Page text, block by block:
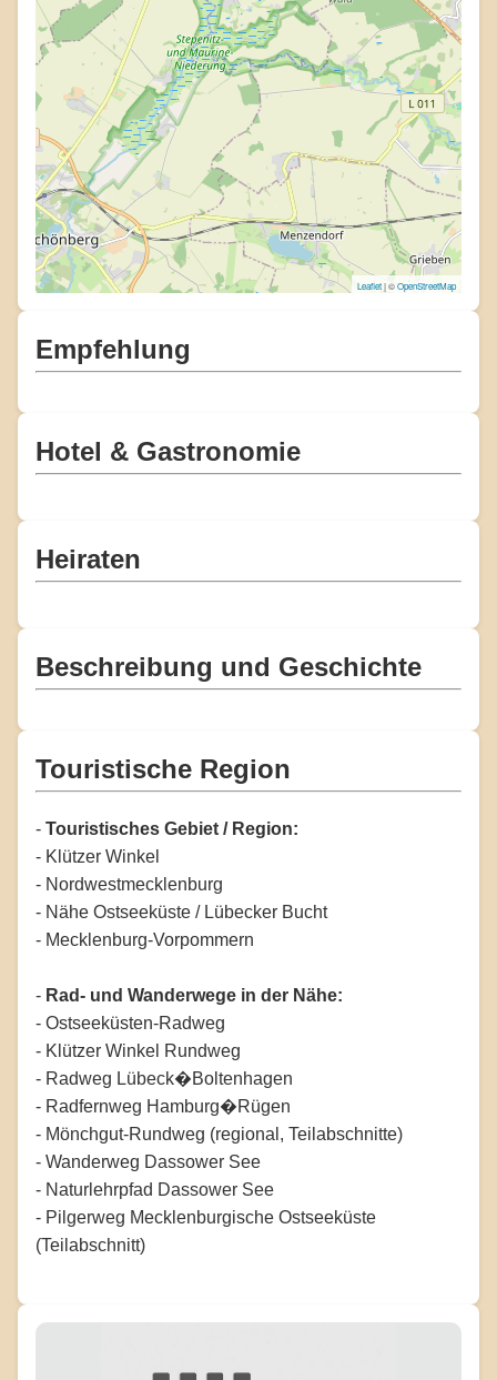
Leaflet| ©OpenStreetMap
Empfehlung
Hotel & Gastronomie
Heiraten
Beschreibung und Geschichte
Touristische Region
- Touristisches Gebiet / Region:
- Klützer Winkel
- Nordwestmecklenburg
- Nähe Ostseeküste / Lübecker Bucht
- Mecklenburg-Vorpommern
- Rad- und Wanderwege in der Nähe:
- Ostseeküsten-Radweg
- Klützer Winkel Rundweg
- Radweg Lübeck�Boltenhagen
- Radfernweg Hamburg�Rügen
- Mönchgut-Rundweg (regional, Teilabschnitte)
- Wanderweg Dassower See
- Naturlehrpfad Dassower See
- Pilgerweg Mecklenburgische Ostseeküste
(Teilabschnitt)